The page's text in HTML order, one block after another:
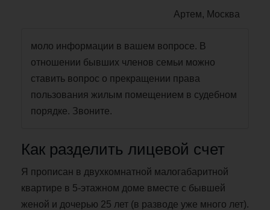
Артем, Москва
моло информации в вашем вопросе. В
отношении бывших членов семьи можно
ставить вопрос о прекращении права
пользования жилым помещением в судебном
порядке. Звоните.
Как разделить лицевой счет
Я прописан в двухкомнатной малогабаритной
квартире в 5-этажном доме вместе с бывшей
женой и дочерью 25 лет (в разводе уже много лет).